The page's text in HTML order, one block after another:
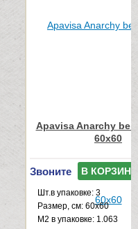
Apavisa Anarchy
60x60
Звоните В КОРЗИНУ
Шт.в упаковке: 3
Размер, см: 60x60
М2 в упаковке: 1.063